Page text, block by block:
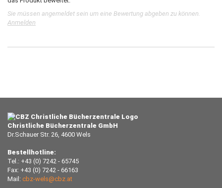
Sie müssen angemeldet sein um eine Bewertung abgeben zu können.
Anmelden
Christliche Bücherzentrale GmbH
Dr.Schauer Str. 26, 4600 Wels
Bestellhotline:
Tel.: +43 (0) 7242 - 65745
Fax: +43 (0) 7242 - 66163
Mail: cbz-wels@cbz.at